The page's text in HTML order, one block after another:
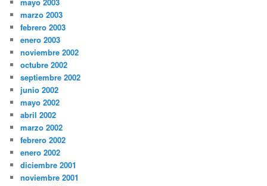
marzo 2003
febrero 2003
enero 2003
noviembre 2002
octubre 2002
septiembre 2002
junio 2002
mayo 2002
abril 2002
marzo 2002
febrero 2002
enero 2002
diciembre 2001
noviembre 2001